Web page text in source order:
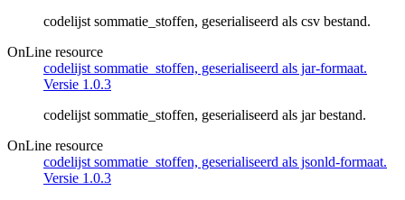
codelijst sommatie_stoffen, geserialiseerd als csv bestand.
OnLine resource
codelijst sommatie_stoffen, geserialiseerd als jar-formaat.
Versie 1.0.3
codelijst sommatie_stoffen, geserialiseerd als jar bestand.
OnLine resource
codelijst sommatie_stoffen, geserialiseerd als jsonld-formaat.
Versie 1.0.3